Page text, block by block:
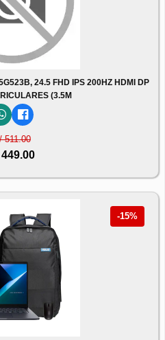
24.5 FHD IPS 200HZ HDMI DP
(3.5M
511.00
-15%